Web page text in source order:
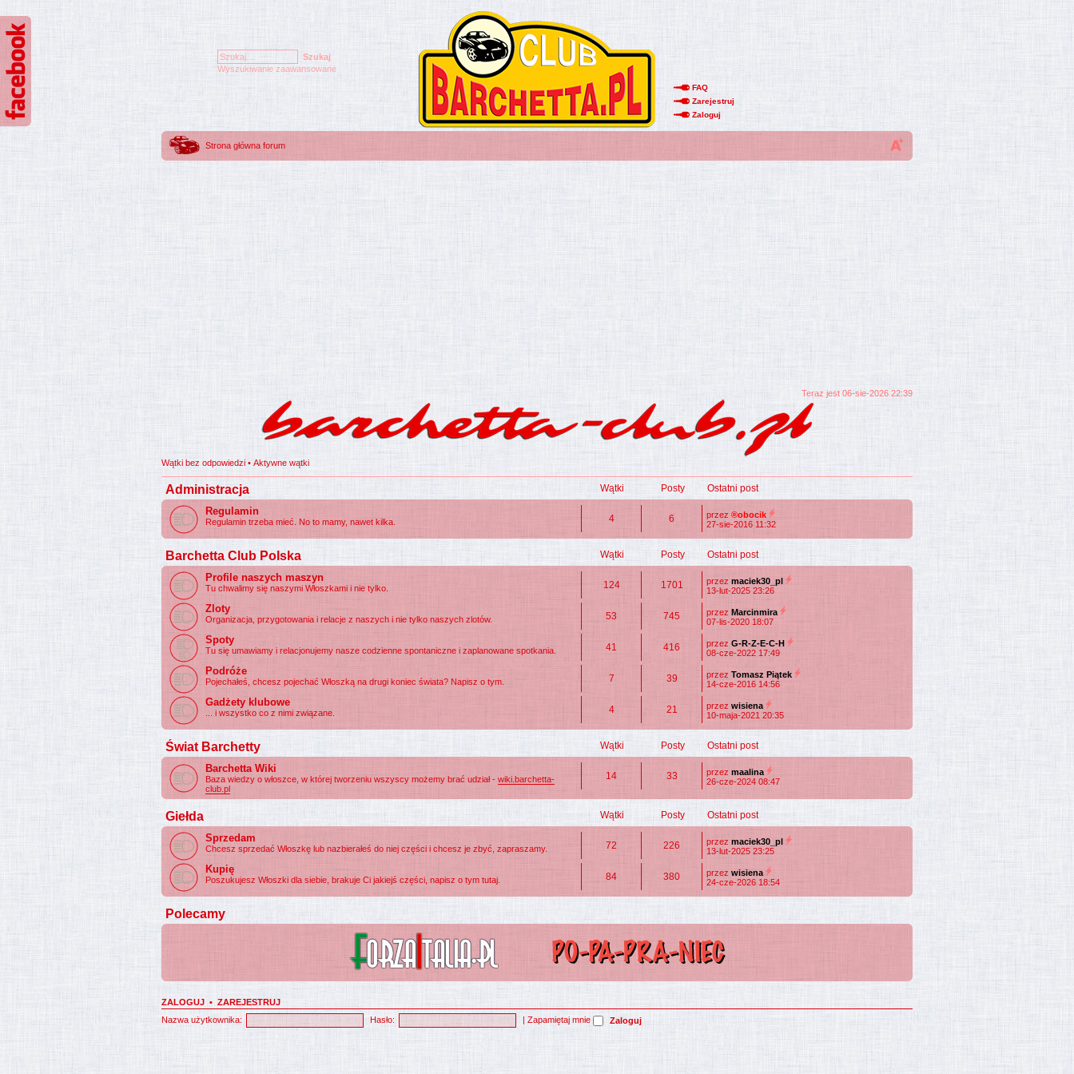
Wyszukiwanie zaawansowane
FAQ
Zarejestruj
Zaloguj
Strona główna forum
Teraz jest 06-sie-2026 22:39
Wątki bez odpowiedzi • Aktywne wątki
Administracja Wątki Posty Ostatni post
Regulamin
Regulamin trzeba mieć. No to mamy, nawet kilka. 4 6 przez ®obocik
27-sie-2016 11:32
Barchetta Club Polska Wątki Posty Ostatni post
Profile naszych maszyn
Tu chwalimy się naszymi Włoszkami i nie tylko. 124 1701 przez maciek30_pl
13-lut-2025 23:26
Zloty
Organizacja, przygotowania i relacje z naszych i nie tylko naszych zlotów. 53 745 przez Marcinmira
07-lis-2020 18:07
Spoty
Tu się umawiamy i relacjonujemy nasze codzienne spontaniczne i zaplanowane spotkania. 41 416 przez G-R-Z-E-C-H
08-cze-2022 17:49
Podróże
Pojechałeś, chcesz pojechać Włoszką na drugi koniec świata? Napisz o tym. 7 39 przez Tomasz Piątek
14-cze-2016 14:56
Gadżety klubowe
... i wszystko co z nimi związane. 4 21 przez wisiena
10-maja-2021 20:35
Świat Barchetty Wątki Posty Ostatni post
Barchetta Wiki
Baza wiedzy o włoszce, w której tworzeniu wszyscy możemy brać udział - wiki.barchetta-
club.pl
14 33 przez maalina
26-cze-2024 08:47
Giełda Wątki Posty Ostatni post
Sprzedam
Chcesz sprzedać Włoszkę lub nazbierałeś do niej części i chcesz je zbyć, zapraszamy. 72 226 przez maciek30_pl
13-lut-2025 23:25
Kupię
Poszukujesz Włoszki dla siebie, brakuje Ci jakiejś części, napisz o tym tutaj. 84 380 przez wisiena
24-cze-2026 18:54
Polecamy
ZALOGUJ • ZAREJESTRUJ
Nazwa użytkownika:
Hasło: | Zapamiętaj mnie